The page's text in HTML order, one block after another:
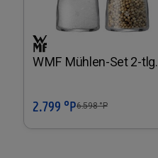
WMF Mühlen-Set 2-tlg.
In den Warenkorb
2.799 °P6.598°P